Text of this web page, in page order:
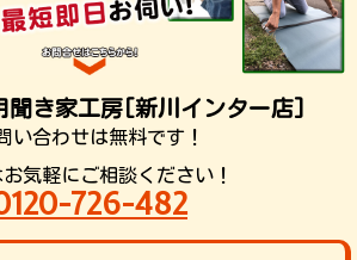
聞き家工房[新川インター店]
い合わせは無料です！
お気軽にご相談ください！
726-482